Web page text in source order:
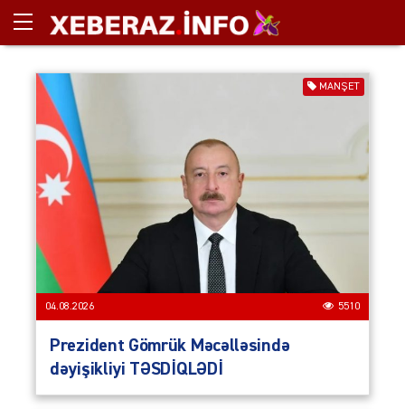
MANŞET
04.08.2026 5510
Prezident Gömrük Məcəlləsində
dəyişikliyi TƏSDİQLƏDİ